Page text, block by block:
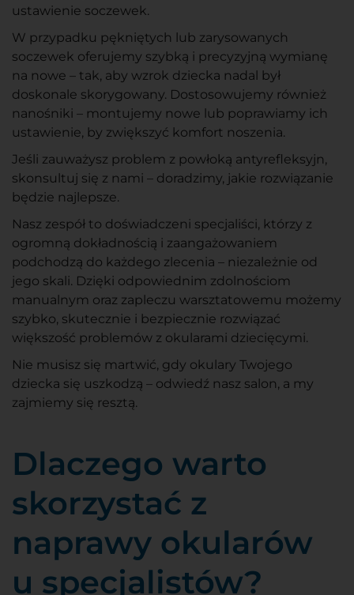
ustawienie soczewek.
W przypadku pękniętych lub zarysowanych
soczewek oferujemy szybką i precyzyjną wymianę
na nowe – tak, aby wzrok dziecka nadal był
doskonale skorygowany. Dostosowujemy również
nanośniki – montujemy nowe lub poprawiamy ich
ustawienie, by zwiększyć komfort noszenia.
Jeśli zauważysz problem z powłoką antyrefleksyjn,
skonsultuj się z nami – doradzimy, jakie rozwiązanie
będzie najlepsze.
Nasz zespół to doświadczeni specjaliści, którzy z
ogromną dokładnością i zaangażowaniem
podchodzą do każdego zlecenia – niezależnie od
jego skali. Dzięki odpowiednim zdolnościom
manualnym oraz zapleczu warsztatowemu możemy
szybko, skutecznie i bezpiecznie rozwiązać
większość problemów z okularami dziecięcymi.
Nie musisz się martwić, gdy okulary Twojego
dziecka się uszkodzą – odwiedź nasz salon, a my
zajmiemy się resztą.
Dlaczego warto
skorzystać z
naprawy okularów
u specjalistów?